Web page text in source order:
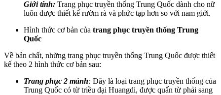
Giới tính: Trang phục truyền thống Trung Quốc dành cho nữ
luôn được thiết kế rườm rà và phức tạp hơn so với nam giới.
Hình thức cơ bản của trang phục truyền thống Trung
Quốc
Về bản chất, những trang phục truyền thống Trung Quốc được thiết
kế theo 2 hình thức cơ bản sau:
Trang phục 2 mảnh: Đây là loại trang phục truyền thống của
Trung Quốc có từ triều đại Huangdi, được quấn từ phải sang